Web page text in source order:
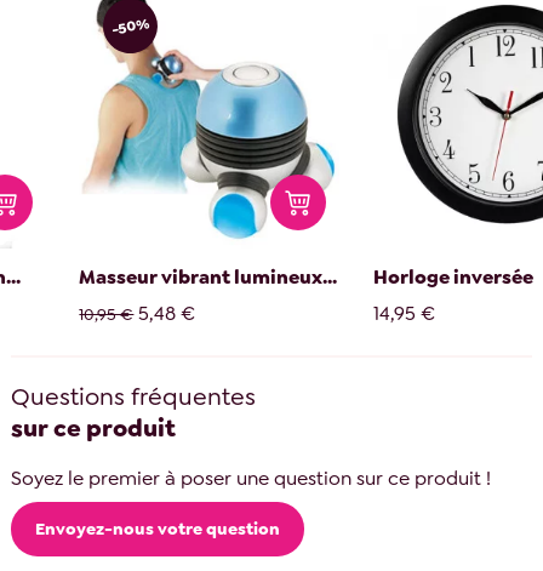
-50%
Masseur vibrant lumineux...
10,95 € 5,48 €
Horloge inversée
14,95 €
Questions fréquentes
sur ce produit
Soyez le premier à poser une question sur ce produit !
Envoyez-nous votre question